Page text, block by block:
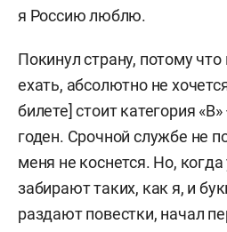
я Россию люблю.
Покинул страну, потому
ехать, абсолютно не
билете] стоит категория
годен. Срочной службе не
меня не коснется. Но, когда
забирают таких, как я, и
раздают повестки, начал